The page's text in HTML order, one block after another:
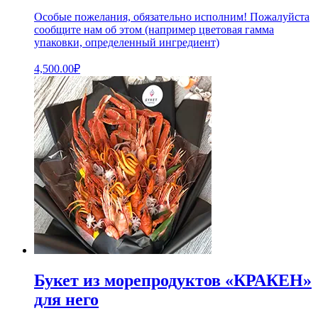
Особые пожелания, обязательно исполним! Пожалуйста
сообщите нам об этом (например цветовая гамма
упаковки, определенный ингредиент)
4,500.00₽
Букет из морепродуктов «КРАКЕН»
для него